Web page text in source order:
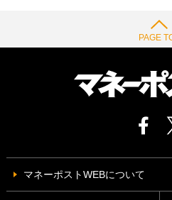
PAGE
マネーポストWEBについて